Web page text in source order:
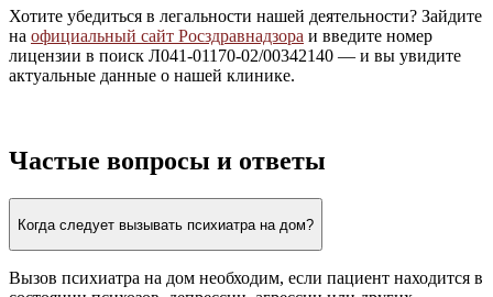
Хотите убедиться в легальности нашей деятельности? Зайдите
на официальный сайт Росздравнадзора и введите номер
лицензии в поиск Л041-01170-02/00342140 — и вы увидите
актуальные данные о нашей клинике.
Частые вопросы и ответы
Когда следует вызывать психиатра на дом?
Вызов психиатра на дом необходим, если пациент находится в